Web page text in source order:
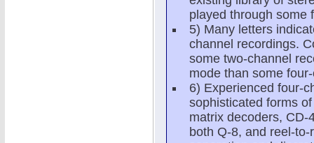
played through some
5) Many letters
channel recordings.
some two-channel
mode than some
6) Experienced four-
sophisticated forms
matrix decoders, CD-
both Q-8, and reel-